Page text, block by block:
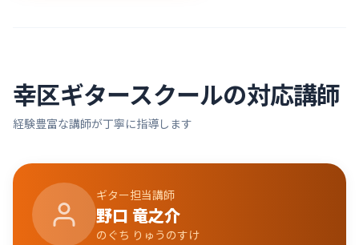
幸区ギタースクールの対応講師
経験豊富な講師が丁寧に指導します
ギター担当講師
野口 竜之介
のぐち りゅうのすけ